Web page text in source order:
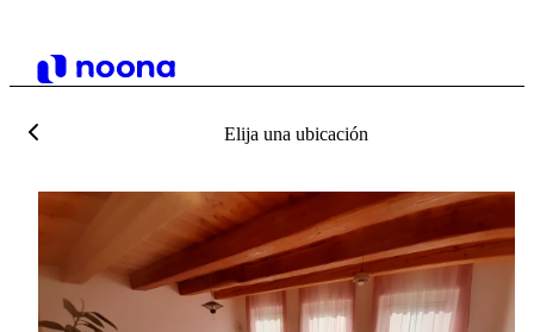
Elija una ubicación